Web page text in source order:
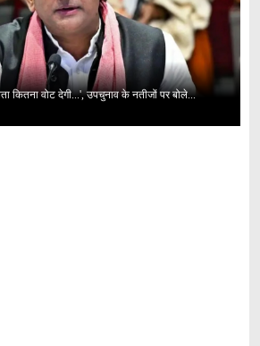
कितना वोट देगी...', उपचुनाव के नतीजों पर बोले...